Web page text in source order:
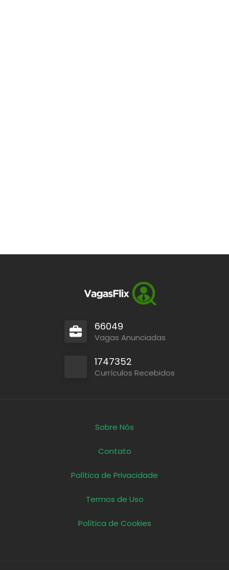
66049
Vagas Anunciadas
1747352
Currículos Recebidos
Sobre Nós
Contato
Política de Privacidade
Termos de Uso
Política de Cookies